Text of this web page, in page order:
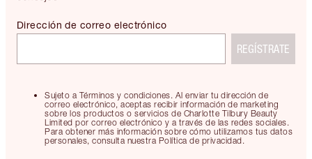
Sujeto a Términos y condiciones. Al enviar tu dirección de
correo electrónico, aceptas recibir información de marketing
sobre los productos o servicios de Charlotte Tilbury Beauty
Limited por correo electrónico y a través de las redes sociales.
Para obtener más información sobre cómo utilizamos tus datos
personales, consulta nuestra Política de privacidad.
Dirección de correo electrónico
REGÍSTRATE